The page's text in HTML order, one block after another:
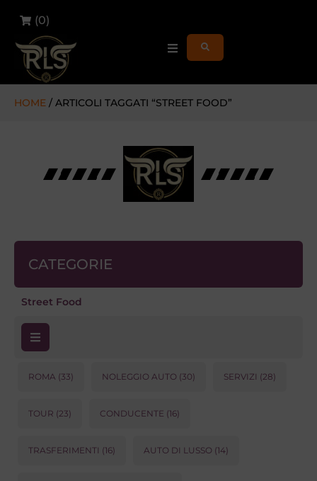
(0)
HOME / ARTICOLI TAGGATI “STREET FOOD”
CATEGORIE
Street Food
ROMA (33) NOLEGGIO AUTO (30) SERVIZI (28)
TOUR (23) CONDUCENTE (16)
TRASFERIMENTI (16) AUTO DI LUSSO (14)